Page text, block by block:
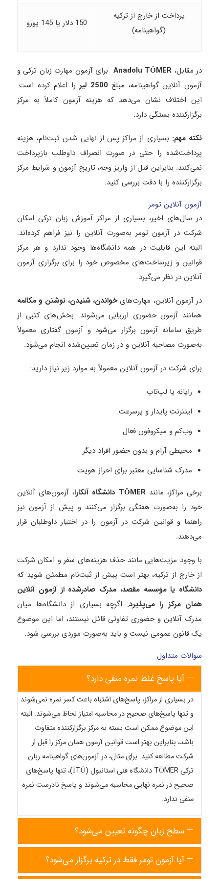
پرداخت از خارج از ترکیه
(گواهینامه)
150 دلار یا 145 یورو
در مقابل، Anadolu TÖMER برای آزمون مهارت زبان ترکی و
آزمون آنلاین گواهینامه، مبلغ 2500 لیررا اعلام کرده است.
این اختلاف نشان می‌دهد که هزینه آزمون کاملاً به مرکز
برگزارکننده بستگی دارد.
نکته مهم: بسیاری از مراکز پس از نهایی شدن ثبت‌نام، هزینه
پرداخت‌شده را حتی در صورت انصراف داوطلب بازپرداخت
نمی‌کنند. بنابراین قبل از واریز وجه، تاریخ آزمون و شرایط مرکز
برگزارکننده را با دقت بررسی کنید.
آزمون آنلاین تومر
در سال‌های اخیر، بسیاری از مراکز آموزش زبان ترکی امکان
شرکت در آزمون تومر به‌صورت آنلاین را نیز فراهم کرده‌اند.
البته این قابلیت در همه دانشگاه‌ها وجود ندارد و هر مرکز
قوانین و زیرساخت‌های مخصوص خود را برای برگزاری آزمون
آنلاین در نظر می‌گیرد.
در آزمون آنلاین، مهارت‌هایخواندن، شنیدن، نوشتن و مکالمه
همانند آزمون حضوری ارزیابی می‌شوند. بخش‌های کتبی از
طریق سامانه آزمون برگزار می‌شود و آزمون گفتاری معمولاً
به‌صورت مصاحبه آنلاین و در زمان تعیین‌شده انجام می‌شود.
برای شرکت در آزمون آنلاین معمولاً به موارد زیر نیاز دارید:
رایانه یا لپ‌تاپ
اینترنت پایدار و پرسرعت
وب‌کم و میکروفون فعال
محیطی آرام و بدون حضور افراد دیگر
مدرک شناسایی معتبر برای احراز هویت
برخی مراکز، مانندTÖMER دانشگاه آنکارا، آزمون‌های آنلاین
خود را به‌صورت هفتگی برگزار می‌کنند و پیش از آزمون نیز
راهنما و قوانین شرکت در آزمون را در اختیار داوطلبان قرار
می‌دهند.
با وجود مزیت‌هایی مانند حذف هزینه‌های سفر و امکان شرکت
از خارج از ترکیه، بهتر است پیش از ثبت‌نام مطمئن شوید که
دانشگاه یا مؤسسه مقصد، مدرک صادرشده از آزمون آنلاین
همان مرکز را می‌پذیرد. اگرچه بسیاری از دانشگاه‌ها میان
مدرک آنلاین و حضوری تفاوتی قائل نیستند، اما این موضوع
یک قانون عمومی نیست و باید به‌صورت موردی بررسی شود.
سوالات متداول
آیا پاسخ غلط نمره منفی دارد؟
در بسیاری از مراکز، پاسخ‌های اشتباه باعث کسر نمره نمی‌شوند
و تنها پاسخ‌های صحیح در محاسبه امتیاز لحاظ می‌شوند. البته
این موضوع ممکن است بسته به مرکز برگزارکننده متفاوت
باشد، بنابراین بهتر است قوانین آزمون همان مرکز را قبل از
شرکت مطالعه کنید. برای مثال، در آزمون‌های گواهینامه زبان
ترکی TÖMER دانشگاه فنی استانبول (İTÜ)، تنها پاسخ‌های
صحیح در نمره نهایی محاسبه می‌شوند و پاسخ نادرست نمره
منفی ندارد.​
سطح زبان چگونه تعیین می‌شود؟
آیا آزمون تومر فقط در ترکیه برگزار می‌شود؟